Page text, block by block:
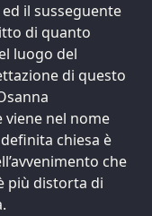
ed il susseguente
di quanto
luogo del
di questo
viene nel nome
chiesa è
che
più distorta di